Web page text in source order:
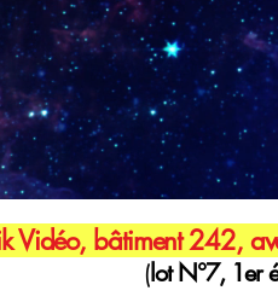
Vidéo, bâtiment 242,
(lot N°7, 1er